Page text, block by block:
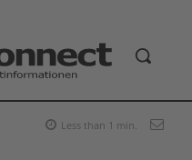
Less than 1 min.